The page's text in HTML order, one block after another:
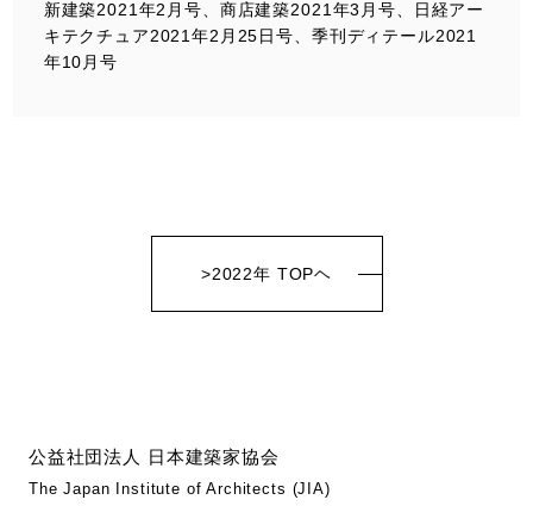
新建築2021年2月号、商店建築2021年3月号、日経アー
キテクチュア2021年2月25日号、季刊ディテール2021
年10月号
>2022年 TOPヘ
公益社団法人 日本建築家協会
The Japan Institute of Architects (JIA)